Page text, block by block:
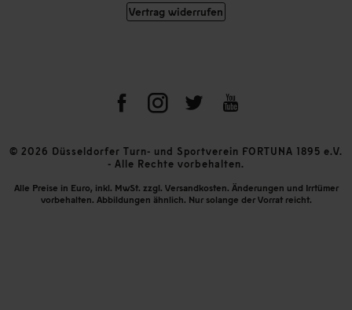
Vertrag widerrufen
© 2026 Düsseldorfer Turn- und Sportverein FORTUNA 1895 e.V.
- Alle Rechte vorbehalten.
Alle Preise in Euro, inkl. MwSt. zzgl. Versandkosten. Änderungen und Irrtümer
vorbehalten. Abbildungen ähnlich. Nur solange der Vorrat reicht.